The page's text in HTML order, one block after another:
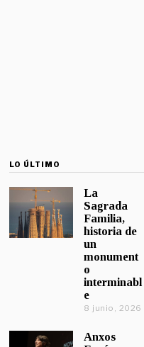
LO ÚLTIMO
La
Sagrada
Familia,
historia de
un
monument
o
interminabl
e
8 junio, 2026
Anxos